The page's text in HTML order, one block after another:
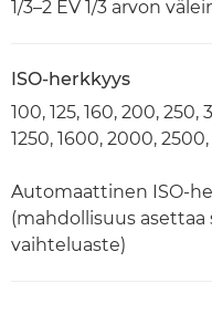
1/3–2 EV 1/3 arvon
ISO-herkkyys
100, 125, 160, 200,
1250, 1600, 2000,
Automaattinen ISO-
(mahdollisuus asettaa
vaihteluaste)